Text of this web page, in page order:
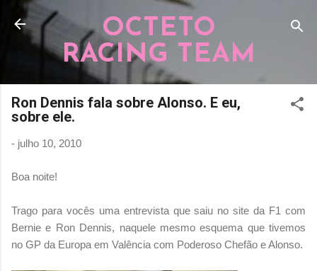
Pular para o conteúdo principal
OCTETO
RACING TEAM
Ron Dennis fala sobre Alonso. E eu,
sobre ele.
- julho 10, 2010
Boa noite!
Trago para vocês uma entrevista que saiu no site da F1 com
Bernie e Ron Dennis, naquele mesmo esquema que tivemos
no GP da Europa em Valência com Poderoso Chefão e Alonso.